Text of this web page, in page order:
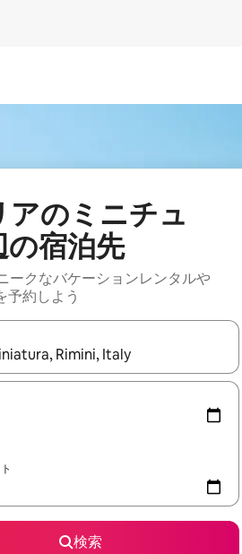
アのミニチュ
の宿⁠泊⁠先
ークなバ⁠ケ⁠ー⁠シ⁠ョ⁠ンレ⁠ン⁠タ⁠ルや
予⁠約⁠し⁠よ⁠う
示されたら、上下の矢印キーを使って
検索